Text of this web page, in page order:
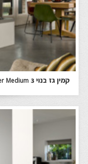
קמין גז בנוי Room Divider Medium 3